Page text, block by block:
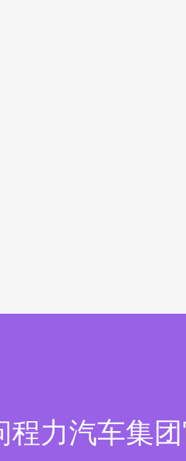
程力汽车集